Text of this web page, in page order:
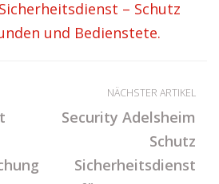
– Schutz
und Bedienstete.
NÄCHSTER ARTIKEL
Security Adelsheim
Schutz
Sicherheitsdienst